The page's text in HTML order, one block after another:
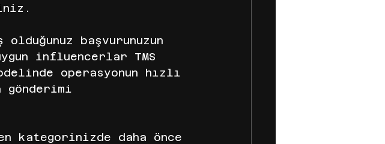
olduğunuz başvurunuzun
influencerlar TMS
operasyonun hızlı
kategorinizde daha önce